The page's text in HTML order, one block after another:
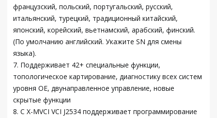
французский, польский, португальский, русский,
итальянский, турецкий, традиционный китайский,
японский, корейский, вьетнамский, арабский, финский.
(По умолчанию английский. Укажите SN для смены
языка).
7. Поддерживает 42+ специальные функции,
топологическое картирование, диагностику всех систем
уровня OE, двунаправленное управление, новые
скрытые функции
8. С X-MVCI VCI J2534 поддерживает программирование